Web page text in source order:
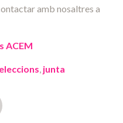
amb nosaltres a
ACEM
eleccions junta